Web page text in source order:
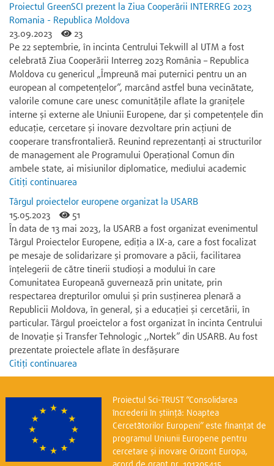
Proiectul GreenSCI prezent la Ziua Cooperării INTERREG 2023
Romania - Republica Moldova
23.09.2023
23
Pe 22 septembrie, în incinta Centrului Tekwill al UTM a fost
celebrată Ziua Cooperării Interreg 2023 România – Republica
Moldova cu genericul „Împreună mai puternici pentru un an
european al competențelor”, marcând astfel buna vecinătate,
valorile comune care unesc comunitățile aflate la granițele
interne și externe ale Uniunii Europene, dar și competențele din
educație, cercetare și inovare dezvoltare prin acțiuni de
cooperare transfrontalieră. Reunind reprezentanți ai structurilor
de management ale Programului Operațional Comun din
ambele state, ai misiunilor diplomatice, mediului academic
Citiți continuarea
Târgul proiectelor europene organizat la USARB
15.05.2023
51
În data de 13 mai 2023, la USARB a fost organizat evenimentul
Târgul Proiectelor Europene, ediția a IX-a, care a fost focalizat
pe mesaje de solidarizare și promovare a păcii, facilitarea
înțelegerii de către tinerii studioși a modului în care
Comunitatea Europeană guvernează prin unitate, prin
respectarea drepturilor omului și prin susținerea plenară a
Republicii Moldova, în general, și a educației și cercetării, în
particular. Târgul proeictelor a fost organizat în incinta Centrului
de Inovație și Transfer Tehnologic ,,Nortek” din USARB. Au fost
prezentate proiectele aflate în desfășurare
Citiți continuarea
Proiectul Sci-TRUST “Consolidarea
încrederii în știință: Noaptea
Cercetătorilor Europeni” este finanțat de
programul Uniunii Europene pentru
cercetare și inovare Orizont Europa,